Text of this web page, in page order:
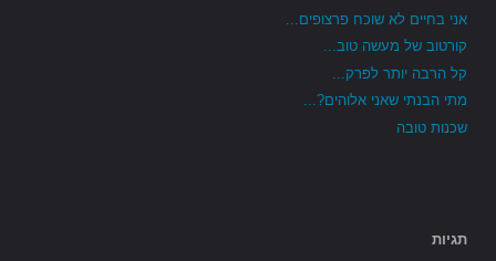
אני בחיים לא שוכח פרצופים...
קורטוב של מעשה טוב...
קל הרבה יותר לפרק...
מתי הבנתי שאני אלוהים?...
שכנות טובה
תגיות